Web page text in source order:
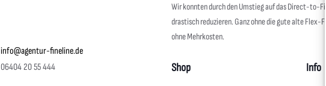
info@agentur-fineline.de
06404 20 55 444
Wir konnten durch den Umstieg auf das Direct-to-
drastisch reduzieren. Ganz ohne die gute alte Flex-
ohne Mehrkosten.
Shop Info